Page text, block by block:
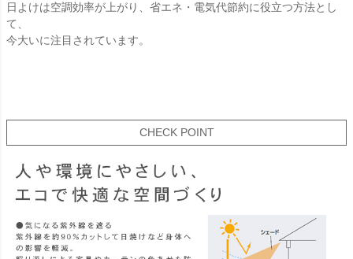
日よけは空調効率が上がり、省エネ・電気代節約に役立つ方法とし
て、
今大いに注目されています。
CHECK POINT